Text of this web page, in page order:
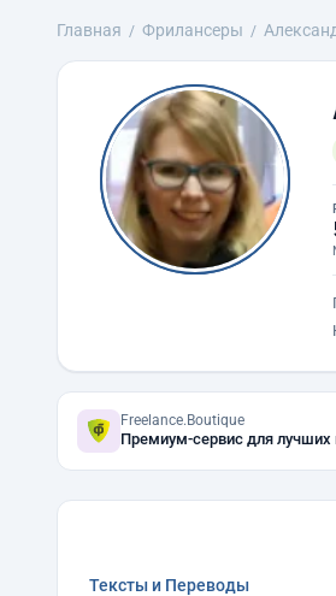
Главная Фрилансеры
Freelance.Boutique
Премиум-сервис для лучших
Тексты и Переводы